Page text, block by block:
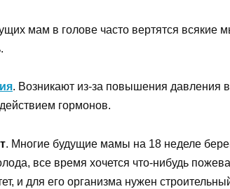
мам в голове часто вертятся всякие
. Возникают из-за повышения давления
гормонов.
. Многие будущие мамы на 18 неделе
все время хочется что-нибудь
и для его организма нужен